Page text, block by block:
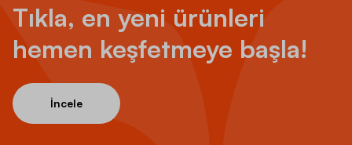
Tıkla, en yeni ürünleri
hemen keşfetmeye başla!
İncele